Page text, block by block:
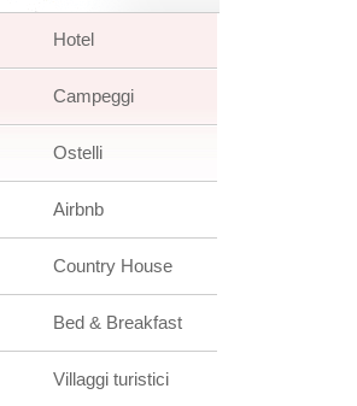
Hotel
Campeggi
Ostelli
Airbnb
Country House
Bed & Breakfast
Villaggi turistici